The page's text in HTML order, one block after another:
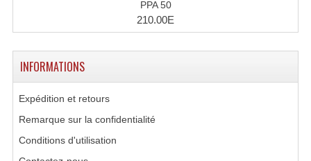
Peripheriques Traitements Et Accessoires
Portes Voix Mégaphones
Samplers, Échantillonneurs
PPA 50
210.00E
INFORMATIONS
Expédition et retours
Remarque sur la confidentialité
Conditions d'utilisation